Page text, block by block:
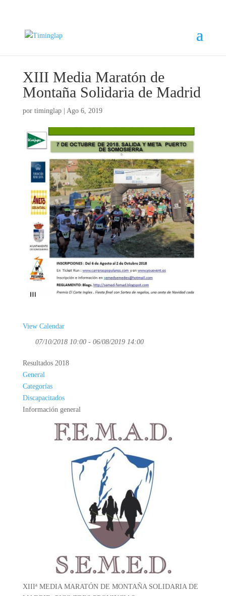
XIII Media Maratón de
Montaña Solidaria de Madrid
por timinglap| Ago 6, 2019
View Calendar
07/10/2018 10:00 - 06/08/2019 14:00
Resultados 2018
General
Categorías
Discapacitados
Información general
XIIIª MEDIA MARATÓN DE MONTAÑA SOLIDARIA DE